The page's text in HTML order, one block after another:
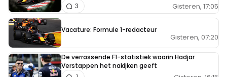
Gisteren, 17:05
3
Vacature: Formule 1-redacteur
Gisteren, 07:20
De verrassende F1-statistiek waarin Hadjar
Verstappen het nakijken geeft